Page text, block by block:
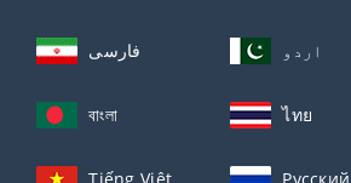
فارسی اردو
বাংলা ไทย